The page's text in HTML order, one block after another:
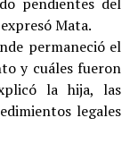
Mata.
permaneció el
y cuáles fueron
la hija, las
legales